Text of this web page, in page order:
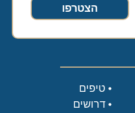
הצטרפו
טיפים
דרושים